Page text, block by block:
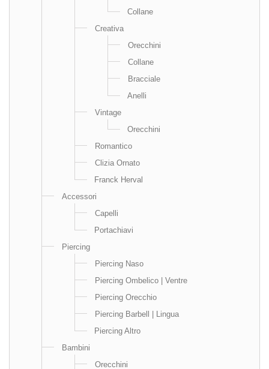
Collane
Creativa
Orecchini
Collane
Bracciale
Anelli
Vintage
Orecchini
Romantico
Clizia Ornato
Franck Herval
Accessori
Capelli
Portachiavi
Piercing
Piercing Naso
Piercing Ombelico | Ventre
Piercing Orecchio
Piercing Barbell | Lingua
Piercing Altro
Bambini
Orecchini